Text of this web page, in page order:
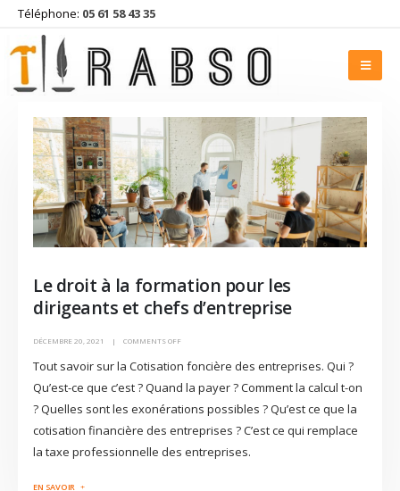
Téléphone: 05 61 58 43 35
Le droit à la formation pour les
dirigeants et chefs d’entreprise
DÉCEMBRE 20, 2021 COMMENTS OFF
Tout savoir sur la Cotisation foncière des entreprises. Qui ?
Qu’est-ce que c’est ? Quand la payer ? Comment la calcul t-on
? Quelles sont les exonérations possibles ? Qu’est ce que la
cotisation financière des entreprises ? C’est ce qui remplace
la taxe professionnelle des entreprises.